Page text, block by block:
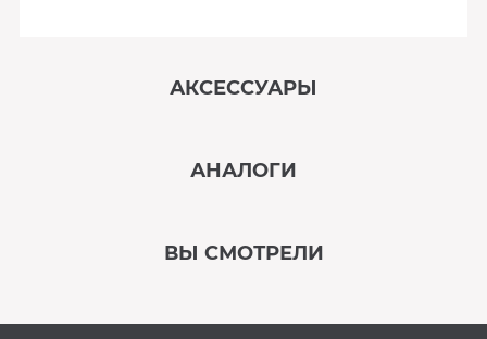
АКСЕССУАРЫ
АНАЛОГИ
ВЫ СМОТРЕЛИ